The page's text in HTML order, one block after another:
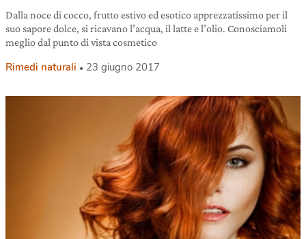
Dalla noce di cocco, frutto estivo ed esotico apprezzatissimo per il
suo sapore dolce, si ricavano l’acqua, il latte e l’olio. Conosciamoli
meglio dal punto di vista cosmetico
Rimedi naturali 23 giugno 2017